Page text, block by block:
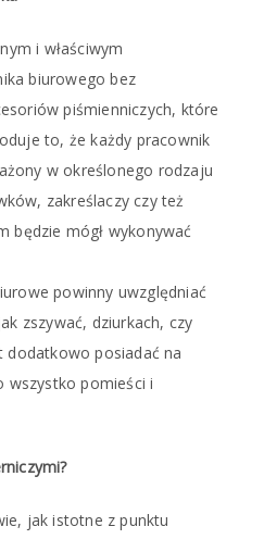
i właściwym
biurowego bez
piśmienniczych, które
to, że każdy pracownik
w określonego rodzaju
zakreślaczy czy też
będzie mógł wykonywać
powinny uwzględniać
zszywać, dziurkach, czy
posiadać na
wszystko pomieści i
jak istotne z punktu